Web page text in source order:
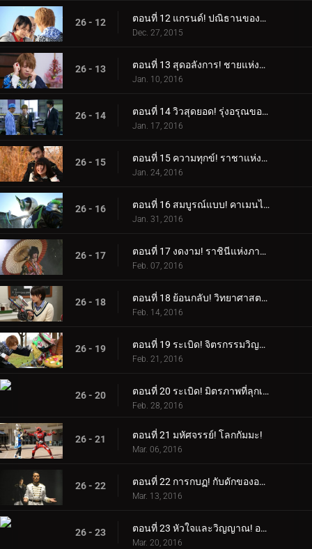
26 - 12 ตอนที่ 12 แกรนด์! ปณิธานของลูกผู้ชาย!
Dec. 27, 2015
26 - 13 ตอนที่ 13 สุดอลังการ! ชายแห่งอิสรภาพ!
Jan. 10, 2016
26 - 14 ตอนที่ 14 วิวสุดยอด! รุ่งอรุณของโลก!
Jan. 17, 2016
26 - 15 ตอนที่ 15 ความทุกข์! ราชาแห่งการหลบหนีที่ดื้อรั้น!
Jan. 24, 2016
26 - 16 ตอนที่ 16 สมบูรณ์แบบ! คาเมนไรเดอร์สีขาว!
Jan. 31, 2016
26 - 17 ตอนที่ 17 งดงาม! ราชินีแห่งภาพลวงตา!
Feb. 07, 2016
26 - 18 ตอนที่ 18 ย้อนกลับ! วิทยาศาสตร์ลึกลับ!
Feb. 14, 2016
26 - 19 ตอนที่ 19 ระเบิด! จิตรกรรมวิญญาณ!
Feb. 21, 2016
26 - 20 ตอนที่ 20 ระเบิด! มิตรภาพที่ลุกเป็นไฟ!
Feb. 28, 2016
26 - 21 ตอนที่ 21 มหัศจรรย์! โลกกัมมะ!
Mar. 06, 2016
26 - 22 ตอนที่ 22 การกบฏ! กับดักของอาเดล!
Mar. 13, 2016
26 - 23 ตอนที่ 23 หัวใจและวิญญาณ! อายคอนยักษ์!
Mar. 20, 2016